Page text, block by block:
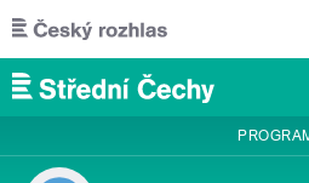
Přejít k hlavnímu obsahu